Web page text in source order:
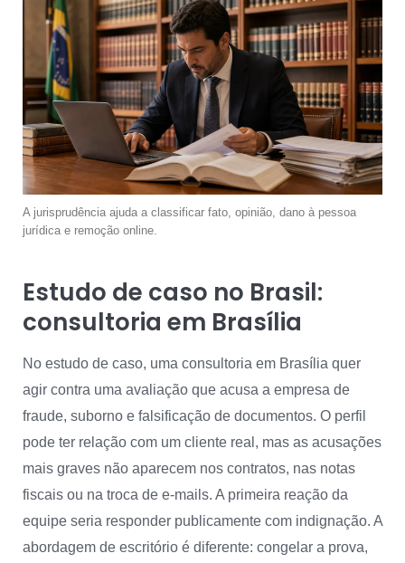
A jurisprudência ajuda a classificar fato, opinião, dano à pessoa
jurídica e remoção online.
Estudo de caso no Brasil:
consultoria em Brasília
No estudo de caso, uma consultoria em Brasília quer
agir contra uma avaliação que acusa a empresa de
fraude, suborno e falsificação de documentos. O perfil
pode ter relação com um cliente real, mas as acusações
mais graves não aparecem nos contratos, nas notas
fiscais ou na troca de e-mails. A primeira reação da
equipe seria responder publicamente com indignação. A
abordagem de escritório é diferente: congelar a prova,